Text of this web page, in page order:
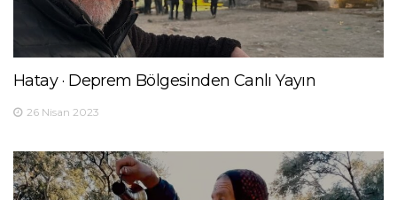
Hatay · Deprem Bölgesinden Canlı Yayın
26 Nisan 2023